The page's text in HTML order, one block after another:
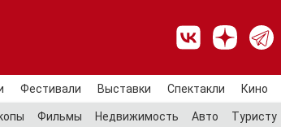
Фестивали Выставки Спектакли Кино
Фильмы Недвижимость Авто Туристу